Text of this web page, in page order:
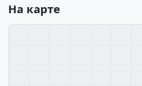
На карте